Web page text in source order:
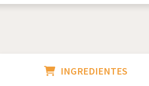
INGREDIENTES